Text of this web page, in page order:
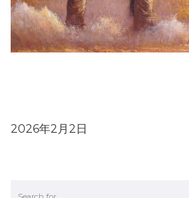
2026年2月2日